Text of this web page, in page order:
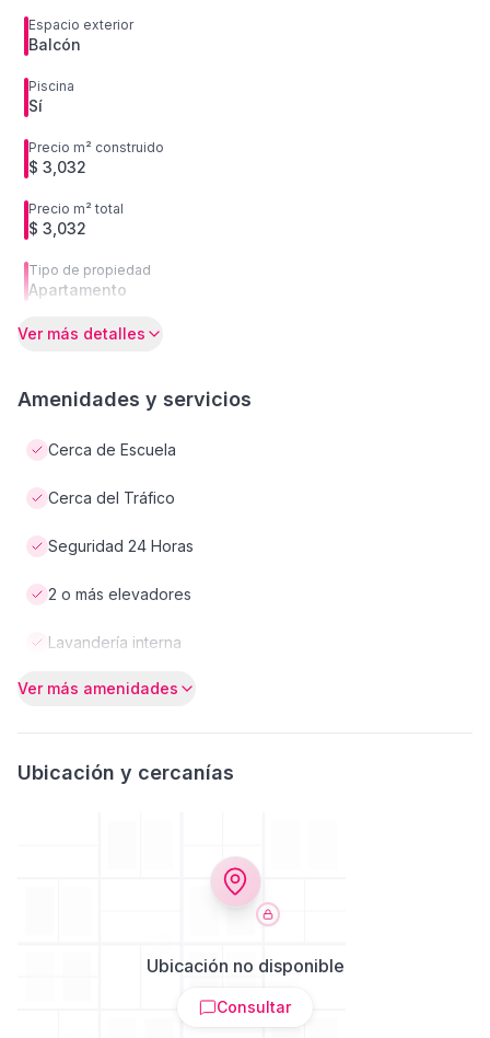
Espacio exterior
Balcón
Piscina
Sí
Precio m² construido
$ 3,032
Precio m² total
$ 3,032
Tipo de propiedad
Apartamento
Ver más detalles
Amenidades y servicios
Cerca de Escuela
Cerca del Tráfico
Seguridad 24 Horas
2 o más elevadores
Lavandería interna
Ver más amenidades
Ubicación y cercanías
Ubicación no disponible
Consultar